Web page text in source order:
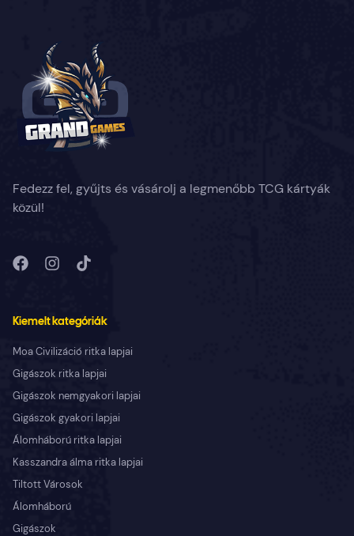
Fedezz fel, gyűjts és vásárolj a legmenőbb TCG kártyák
közül!
Kiemelt kategóriák
Moa Civilizáció ritka lapjai
Gigászok ritka lapjai
Gigászok nemgyakori lapjai
Gigászok gyakori lapjai
Álomháború ritka lapjai
Kasszandra álma ritka lapjai
Tiltott Városok
Álomháború
Gigászok